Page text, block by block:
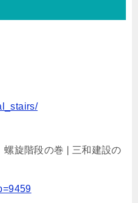
旋階段の巻 | 三和建設の